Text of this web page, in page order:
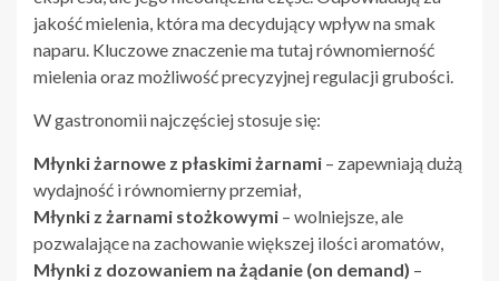
jakość mielenia, która ma decydujący wpływ na smak
naparu. Kluczowe znaczenie ma tutaj równomierność
mielenia oraz możliwość precyzyjnej regulacji grubości.
W gastronomii najczęściej stosuje się:
Młynki żarnowe z płaskimi żarnami – zapewniają dużą
wydajność i równomierny przemiał,
Młynki z żarnami stożkowymi – wolniejsze, ale
pozwalające na zachowanie większej ilości aromatów,
Młynki z dozowaniem na żądanie (on demand) –